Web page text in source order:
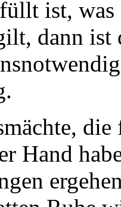
ist,
dann ist
Hand